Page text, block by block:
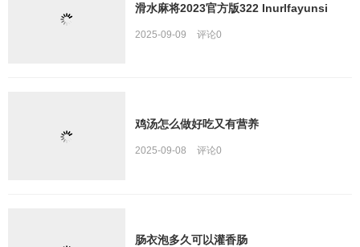
滑水麻将2023官方版322 Inurlfayunsi
2025-09-09 评论0
鸡汤怎么做好吃又有营养
2025-09-08 评论0
肠衣泡多久可以灌香肠